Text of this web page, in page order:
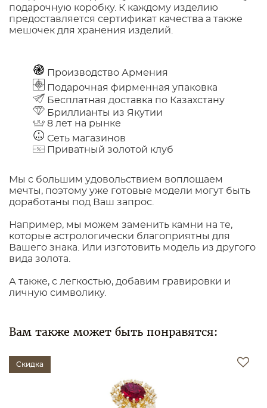
подарочную коробку. К каждому изделию
предоставляется сертификат качества а также
мешочек для хранения изделий.
Производство Армения
Подарочная фирменная упаковка
Бесплатная доставка по Казахстану
Бриллианты из Якутии
8 лет на рынке
Сеть магазинов
Приватный золотой клуб
Мы с большим удовольствием воплощаем
мечты, поэтому уже готовые модели могут быть
доработаны под Ваш запрос.
Например, мы можем заменить камни на те,
которые астрологически благоприятны для
Вашего знака. Или изготовить модель из другого
вида золота.
А также, с легкостью, добавим гравировки и
личную символику.
Вам также может быть понравятся:
Скидка